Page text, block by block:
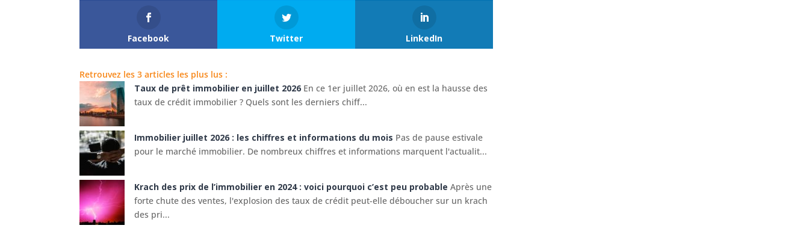
Facebook Twitter LinkedIn
Retrouvez les 3 articles les plus lus :
Taux de prêt immobilier en juillet 2026 En ce 1er juillet 2026, où en est la hausse des
taux de crédit immobilier ? Quels sont les derniers chiff...
Immobilier juillet 2026 : les chiffres et informations du mois Pas de pause estivale
pour le marché immobilier. De nombreux chiffres et informations marquent l'actualit...
Krach des prix de l’immobilier en 2024 : voici pourquoi c’est peu probable Après une
forte chute des ventes, l'explosion des taux de crédit peut-elle déboucher sur un krach
des pri...